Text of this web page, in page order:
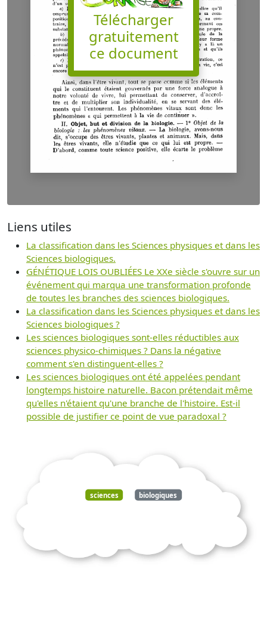
Télécharger
gratuitement
ce document
Liens utiles
La classification dans les Sciences physiques et dans les
Sciences biologiques.
GÉNÉTIQUE LOIS OUBLIÉES Le XXe siècle s'ouvre sur un
événement qui marqua une transformation profonde
de toutes les branches des sciences biologiques.
La classification dans les Sciences physiques et dans les
Sciences biologiques ?
Les sciences biologiques sont-elles réductibles aux
sciences physico-chimiques ? Dans la négative
comment s'en distinguent-elles ?
Les sciences biologiques ont été appelées pendant
longtemps histoire naturelle. Bacon prétendait même
qu'elles n'étaient qu'une branche de l'histoire. Est-il
possible de justifier ce point de vue paradoxal ?
sciences biologiques